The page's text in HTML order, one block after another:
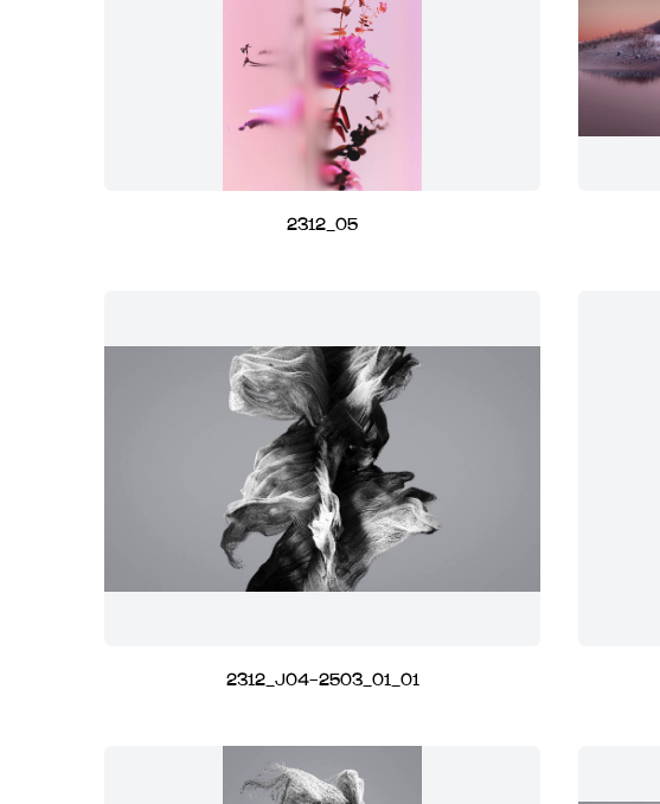
2312_05
2312_J04-2503_01_01